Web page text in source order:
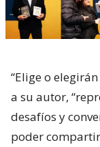
“Elige o
a su autor,
desafíos y
poder